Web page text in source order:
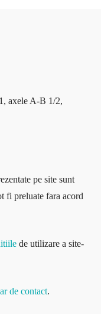
axele A-B 1/2,
pe site sunt
fi preluate fara acord
de utilizare a site-
de contact.